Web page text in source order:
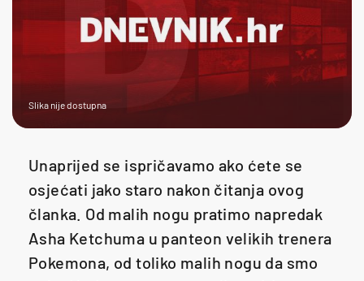
Slika nije dostupna
Unaprijed se ispričavamo ako ćete se
osjećati jako staro nakon čitanja ovog
članka. Od malih nogu pratimo napredak
Asha Ketchuma u panteon velikih trenera
Pokemona, od toliko malih nogu da smo